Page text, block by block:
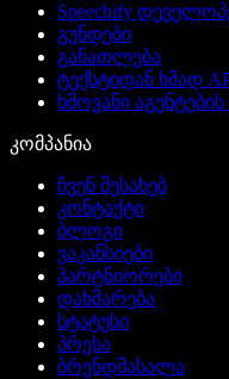
Speechify
გუნდები
განათლება
ტექსტიდან ხმად
ხმოვანი
კომპანია
ჩვენ შესახებ
კონტაქტი
ბლოგი
ვაკანსიები
პარტნიორები
დახმარება
სტატუსი
პრესა
ბრენდმასალა